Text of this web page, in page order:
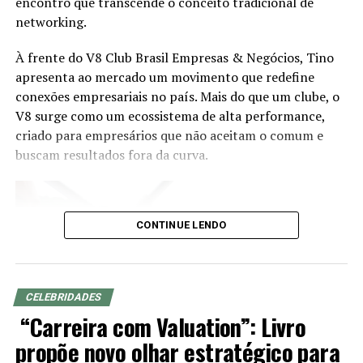
com forte aposta no pentecostal
em segmentos estratégicos da economia brasileira e
acompanhar a evolução das demandas dos investidores.
Eduardo Vanin, Estrategista Sênior de Agricultura da
Marex e Analista do Complexo Soja, abordará o cenário
atual do agronegócio, as oportunidades que o setor abre
para assessores de investimento, os movimentos de
mercado que impactam investidores e como os
profissionais podem ampliar as conversas com seus
agrícolas e derivativos, Vanin atende atualmente
grandes fundos de investimento no Brasil e na China,
agronegócio.
O evento será realizado de forma presencial, às 19h,
com participação gratuita mediante inscrição prévia e
networking.
À frente do V8 Club Brasil Empresas & Negócios, Tino
apresenta ao mercado um movimento que redefine
conexões empresariais no país. Mais do que um clube, o
V8 surge como um ecossistema de alta performance,
criado para empresários que não aceitam o comum e
buscam resultados fora da curva.
CONTINUE LENDO
CELEBRIDADES
“Carreira com Valuation”: Livro
propõe novo olhar estratégico para